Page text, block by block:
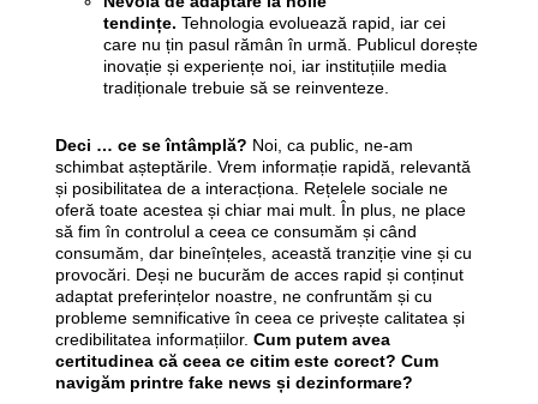
tendințe. Tehnologia evoluează rapid, iar cei
care nu țin pasul rămân în urmă. Publicul dorește
inovație și experiențe noi, iar instituțiile media
tradiționale trebuie să se reinventeze.
Deci … ce se întâmplă? Noi, ca public, ne-am
schimbat așteptările. Vrem informație rapidă, relevantă
și posibilitatea de a interacționa. Rețelele sociale ne
oferă toate acestea și chiar mai mult. În plus, ne place
să fim în controlul a ceea ce consumăm și când
consumăm, dar bineînțeles, această tranziție vine și cu
provocări. Deși ne bucurăm de acces rapid și conținut
adaptat preferințelor noastre, ne confruntăm și cu
probleme semnificative în ceea ce privește calitatea și
credibilitatea informațiilor. Cum putem avea
certitudinea că ceea ce citim este corect? Cum
navigăm printre fake news și dezinformare?